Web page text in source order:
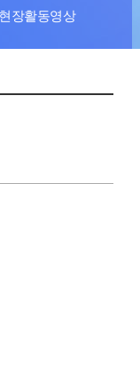
현장활동영상